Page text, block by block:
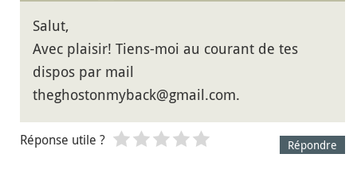
Salut,
Avec plaisir! Tiens-moi au courant de tes
dispos par mail
theghostonmyback@gmail.com.
Répondre
Réponse utile ?